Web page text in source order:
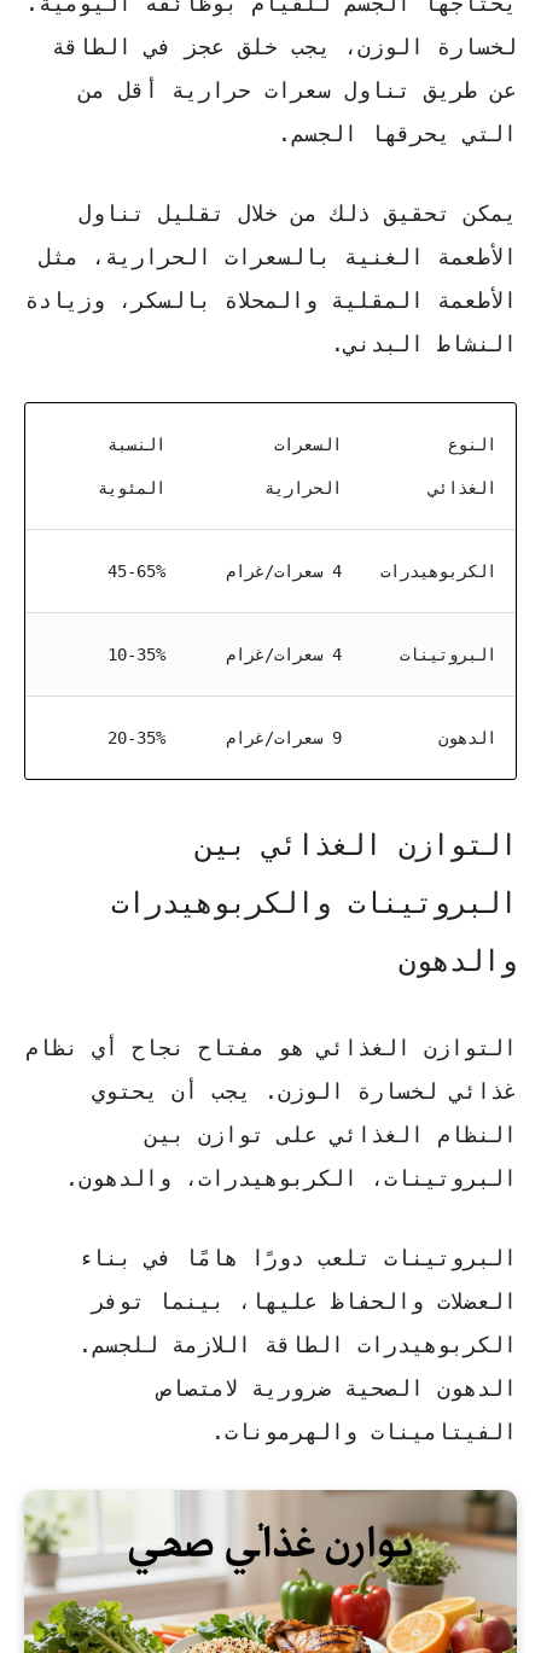
لخسارة الوزن، يجب خلق عجز في الطاقة
عن طريق تناول سعرات حرارية أقل من
التي يحرقها الجسم.
يمكن تحقيق ذلك من خلال تقليل تناول
الأطعمة الغنية بالسعرات الحرارية، مثل
الأطعمة المقلية والمحلاة بالسكر، وزيادة
النشاط البدني.
النوع
الغذائي
السعرات
الحرارية
النسبة
المئوية
الكربوهيدرات 4 سعرات/غرام 45-65%
البروتينات 4 سعرات/غرام 10-35%
الدهون 9 سعرات/غرام 20-35%
التوازن الغذائي بين
البروتينات والكربوهيدرات
والدهون
التوازن الغذائي هو مفتاح نجاح أي نظام
غذائي لخسارة الوزن. يجب أن يحتوي
النظام الغذائي على توازن بين
البروتينات، الكربوهيدرات، والدهون.
البروتينات تلعب دورًا هامًا في بناء
العضلات والحفاظ عليها، بينما توفر
الكربوهيدرات الطاقة اللازمة للجسم.
الدهون الصحية ضرورية لامتصاص
الفيتامينات والهرمونات.